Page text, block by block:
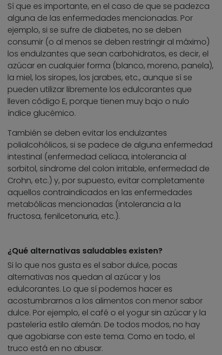
Sí que es importante, en el caso de que se padezca
alguna de las enfermedades mencionadas. Por
ejemplo, si se sufre de diabetes, no se deben
consumir (o al menos se deben restringir al máximo)
los endulzantes que sean carbohidratos, es decir, el
azúcar en cualquier forma (blanco, moreno, panela),
la miel, los siropes, los jarabes, etc., aunque sí se
pueden utilizar libremente los edulcorantes que
lleven código E, porque tienen muy bajo o nulo
índice glucémico.
También se deben evitar los endulzantes
polialcohólicos, si se padece de alguna enfermedad
intestinal (enfermedad celíaca, intolerancia al
sorbitol, síndrome del colon irritable, enfermedad de
Crohn, etc.) y, por supuesto, evitar completamente
aquellos contraindicados en las enfermedades
metabólicas mencionadas (intolerancia a la
fructosa, fenilcetonuria, etc.).
¿Qué alternativas saludables existen?
Si lo que nos gusta es el sabor dulce, pocas
alternativas nos quedan al azúcar y los
edulcorantes. Lo que sí podemos hacer es
acostumbrarnos a los alimentos con menor sabor
dulce. Por ejemplo, el café o el yogur sin azúcar y la
pastelería estilo alemán. De todos modos, no hay
que agobiarse con este tema. Como en todo, el
truco está en no abusar.